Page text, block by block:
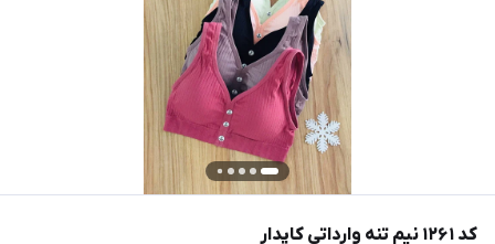
کد ۱۲۶۱ نیم تنه وارداتی کاپدار